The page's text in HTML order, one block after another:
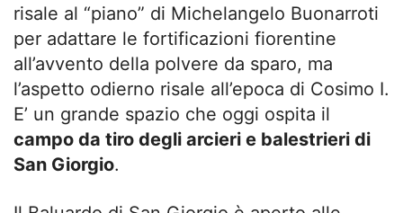
risale al “piano” di Michelangelo Buonarroti
per adattare le fortificazioni fiorentine
all’avvento della polvere da sparo, ma
l’aspetto odierno risale all’epoca di Cosimo I.
E’ un grande spazio che oggi ospita il
campo da tiro degli arcieri e balestrieri di
San Giorgio.